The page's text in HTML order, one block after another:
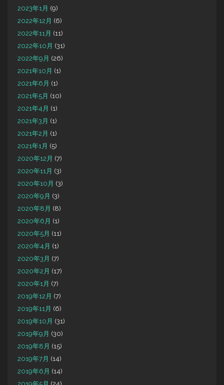
2023年1月 (9)
2022年12月 (6)
2022年11月 (11)
2022年10月 (31)
2022年9月 (26)
2021年10月 (1)
2021年6月 (1)
2021年5月 (10)
2021年4月 (1)
2021年3月 (1)
2021年2月 (1)
2021年1月 (5)
2020年12月 (7)
2020年11月 (3)
2020年10月 (3)
2020年9月 (3)
2020年8月 (8)
2020年6月 (1)
2020年5月 (11)
2020年4月 (1)
2020年3月 (7)
2020年2月 (17)
2020年1月 (7)
2019年12月 (7)
2019年11月 (6)
2019年10月 (31)
2019年9月 (30)
2019年8月 (15)
2019年7月 (14)
2019年6月 (14)